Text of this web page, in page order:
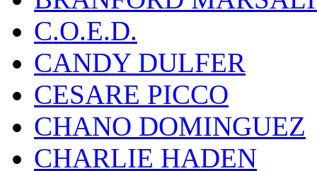
C.O.E.D.
CANDY DULFER
CESARE PICCO
CHANO DOMINGUEZ
CHARLIE HADEN